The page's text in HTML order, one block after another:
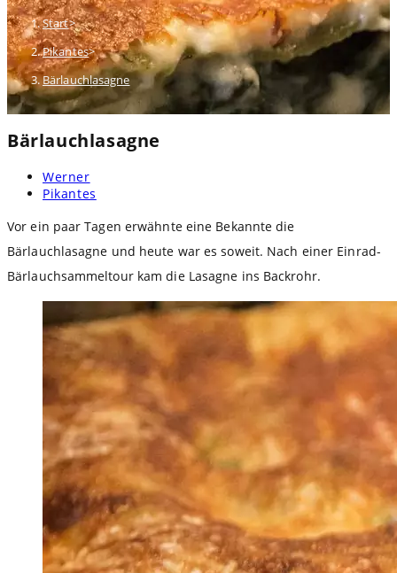
Start>
Pikantes>
Bärlauchlasagne
Bärlauchlasagne
Beitrags-
Autor:
Werner
Beitrags-
Pikantes
Vor ein paar Tagen erwähnte eine Bekannte die
Bärlauchlasagne und heute war es soweit. Nach einer Einrad-
Bärlauchsammeltour kam die Lasagne ins Backrohr.